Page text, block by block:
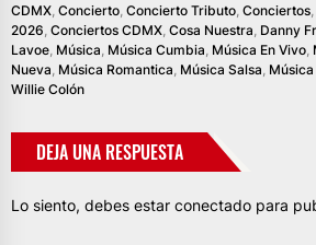
CDMX Concierto Concierto Tributo Conciertos
2026 Conciertos CDMX Cosa Nuestra Danny
Lavoe Música Música Cumbia Música En Vivo
Nueva Música Romantica Música Salsa
Willie Colón
DEJA UNA RESPUESTA
Lo siento, debes estar conectado para